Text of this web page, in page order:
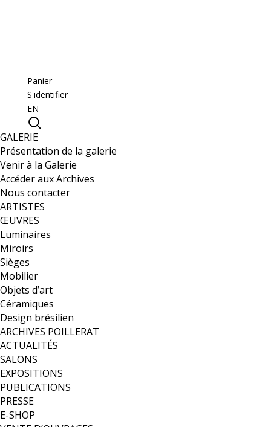
Panier
S'identifier
EN
GALERIE
Présentation de la galerie
Venir à la Galerie
Accéder aux Archives
Nous contacter
ARTISTES
ŒUVRES
Luminaires
Miroirs
Sièges
Mobilier
Objets d’art
Céramiques
Design brésilien
ARCHIVES POILLERAT
ACTUALITÉS
SALONS
EXPOSITIONS
PUBLICATIONS
PRESSE
E-SHOP